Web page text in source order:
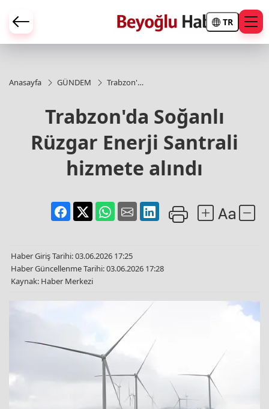
TR
Anasayfa GÜNDEM
Trabzon'da
Enerji
Santrali
hizmete
alındı
Trabzon'da Soğanlı
Rüzgar Enerji Santrali
hizmete alındı
Haber Giriş Tarihi: 03.06.2026 17:25
Haber Güncellenme Tarihi: 03.06.2026 17:28
Kaynak: Haber Merkezi